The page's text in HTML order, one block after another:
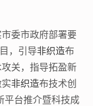
委市政府部署要
，引导非织造布
关，指导拓盈新
非织造布技术创
平台推介暨科技成